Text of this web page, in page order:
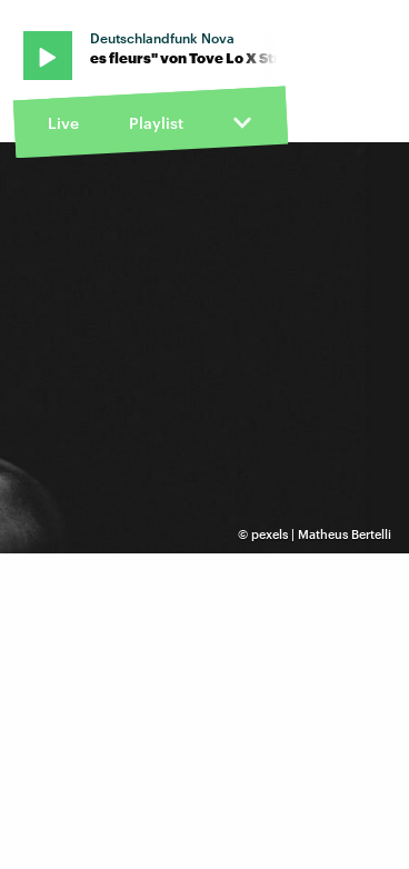
Deutschlandfunk Nova
fleurs" von Tove Lo X Stromae · "des fleurs" von
Live Playlist
© pexels | Matheus Bertelli